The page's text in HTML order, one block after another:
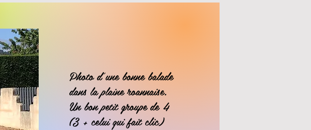
Photo d'une bonne balade
dans la plaine roannaise.
Un bon petit groupe de 4
(3 + celui qui fait clic)